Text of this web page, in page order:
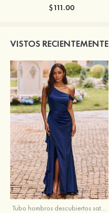
$111.00
VISTOS RECIENTEMENTE
Tubo hombros descubiertos satén elástico hasta el suelo vestido de dama de honor